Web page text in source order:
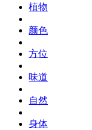
植物
颜色
方位
味道
自然
身体